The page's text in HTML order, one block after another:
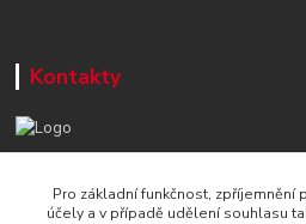
Kontakty
Po-Čt, 8-16 hod./ Pá 8-13 hod.
Pro základní funkčnost, zpříjemnění
účely a v případě udělení souhlasu